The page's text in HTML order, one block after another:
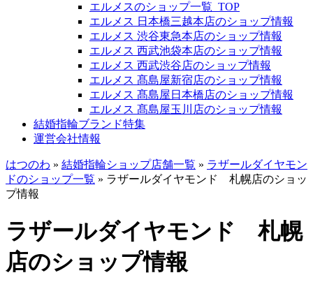
エルメスのショップ一覧_TOP
エルメス 日本橋三越本店のショップ情報
エルメス 渋谷東急本店のショップ情報
エルメス 西武池袋本店のショップ情報
エルメス 西武渋谷店のショップ情報
エルメス 髙島屋新宿店のショップ情報
エルメス 髙島屋日本橋店のショップ情報
エルメス 髙島屋玉川店のショップ情報
結婚指輪ブランド特集
運営会社情報
はつのわ » 結婚指輪ショップ店舗一覧 » ラザールダイヤモン
ドのショップ一覧 » ラザールダイヤモンド 札幌店のショッ
プ情報
ラザールダイヤモンド 札幌
店のショップ情報